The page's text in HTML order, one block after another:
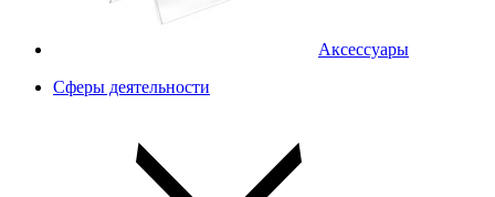
Аксессуары
Сферы деятельности